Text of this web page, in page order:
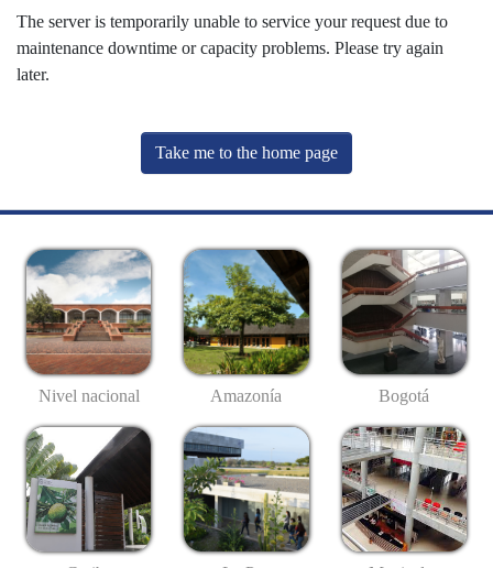
The server is temporarily unable to service your request due to
maintenance downtime or capacity problems. Please try again
later.
Take me to the home page
Nivel nacional Amazonía Bogotá